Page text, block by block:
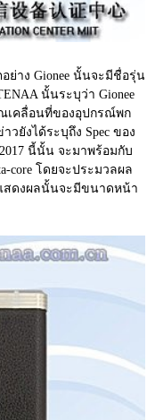
ย่าง Gionee นั้นจะมีชื่อรุ่น
นั้นระบุว่า Gionee
เคลื่อนที่ของอุปกรณ์พก
วยังได้ระบุถึง Spec ของ
นี้นั้น จะมาพร้อมกับ
core โดยจะประมวลผล
สดงผลนั้นจะมีขนาดหน้า